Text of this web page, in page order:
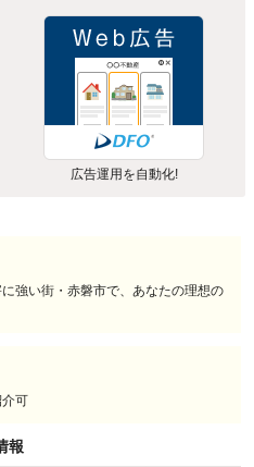
広告運用を自動化!
強い街・赤磐市で、あなたの理想の
可
報